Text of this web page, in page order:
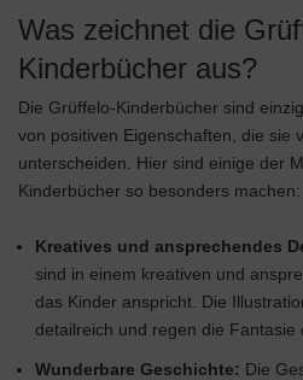
Was zeichnet die
Kinderbücher aus?
Die Grüffelo-Kinderbücher sind
von positiven Eigenschaften, die sie
unterscheiden. Hier sind einige der
Kinderbücher so besonders machen:
Kreatives und ansprechendes
sind in einem kreativen und
das Kinder anspricht. Die
detailreich und regen die Fantasie
Wunderbare Geschichte: Die